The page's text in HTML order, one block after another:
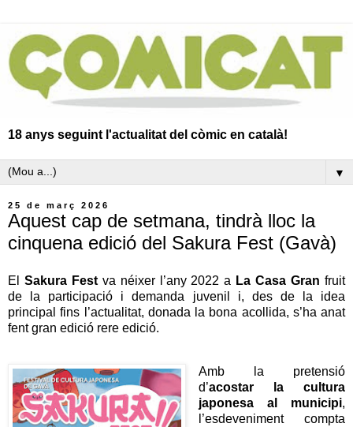
18 anys seguint l'actualitat del còmic en català!
▼
25 de març 2026
Aquest cap de setmana, tindrà lloc la
cinquena edició del Sakura Fest (Gavà)
El Sakura Festva néixer l’any 2022 a La Casa Gran fruit
de la participació i demanda juvenil i, des de la idea
principal fins l’actualitat, donada la bona acollida, s’ha anat
fent gran edició rere edició.
Amb la pretensió
d’acostar la cultura
japonesa al municipi,
l’esdeveniment compta